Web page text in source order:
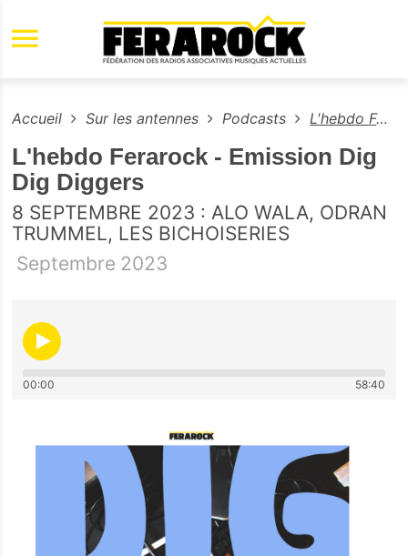
Aller au contenu principal
Accueil Sur les antennes Podcasts L'hebdo Ferarock - Emission Dig Dig Diggers
L'hebdo Ferarock - Emission Dig
Dig Diggers
8 SEPTEMBRE 2023 : ALO WALA, ODRAN
TRUMMEL, LES BICHOISERIES
Septembre 2023
00:00 58:40